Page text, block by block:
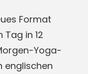
Format
Tag in 12
Yoga-
englischen